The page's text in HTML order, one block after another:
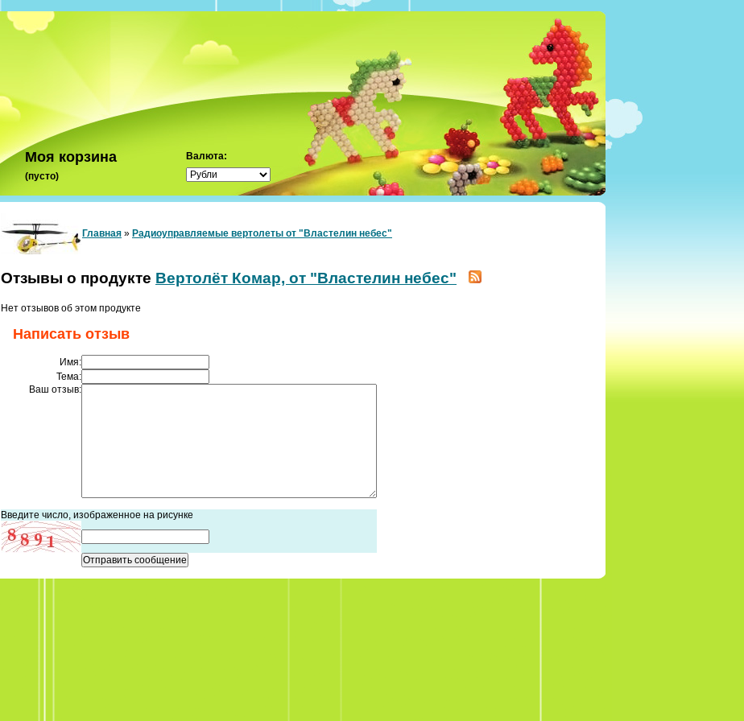
Моя корзина
(пусто)
Валюта:
Главная » Радиоуправляемые вертолеты от "Властелин небес"
Отзывы о продукте Вертолёт Комар, от "Властелин небес"
Нет отзывов об этом продукте
Написать отзыв
Имя:
Тема:
Ваш отзыв:
Введите число, изображенное на рисунке